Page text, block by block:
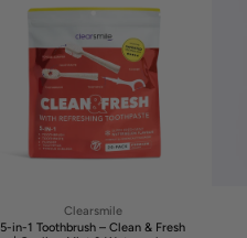
Clearsmile
5-in-1 Toothbrush – Clean & Fresh